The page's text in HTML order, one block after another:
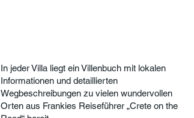
In jeder Villa liegt ein Villenbuch mit lokalen
Informationen und detaillierten
Wegbeschreibungen zu vielen wundervollen
Orten aus Frankies Reiseführer „Crete on the